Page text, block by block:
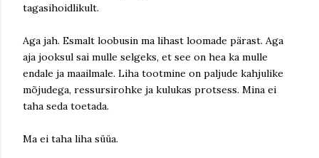
tagasihoidlikult.
Aga jah. Esmalt loobusin ma lihast loomade pärast. Aga
aja jooksul sai mulle selgeks, et see on hea ka mulle
endale ja maailmale. Liha tootmine on paljude kahjulike
mõjudega, ressursirohke ja kulukas protsess. Mina ei
taha seda toetada.
Ma ei taha liha süüa.